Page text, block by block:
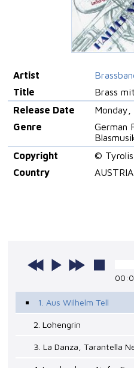
Artist
Title
Brass
Release Date
Monday,
Genre
German
Copyright
© Tyrolis
Country
AUSTRIA
1. Aus Wilhelm Tell
2. Lohengrin
3. La Danza, Tarantella